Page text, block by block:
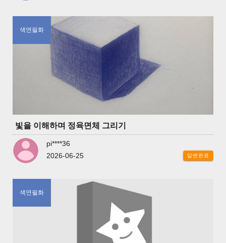
색연필화
빛을 이해하며 정육면체 그리기
pi****36
2026-06-25
답변완료
색연필화